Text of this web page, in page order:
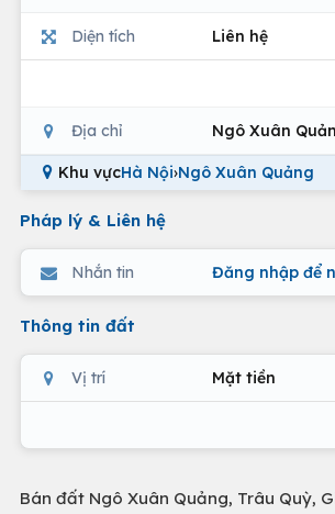
Diện tích Liên hệ
Địa chỉ Ngô Xuân
Khu vựcHà Nội›Ngô Xuân Quảng
Pháp lý & Liên hệ
Nhắn tin Đăng nhập để
Thông tin đất
Vị trí Mặt tiền
Bán đất Ngô Xuân Quảng, Trâu Quỳ,